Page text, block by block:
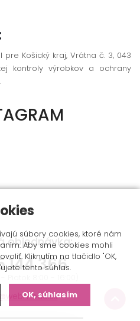
Košický kraj, Vrátna č. 3, 043
kontroly výrobkov a ochrany
objednávka:
144 366
súbory cookies, ktoré nám
Aby sme cookies mohli
Kliknutím na tlačidlo "OK,
tento súhlas.
OK, súhlasím